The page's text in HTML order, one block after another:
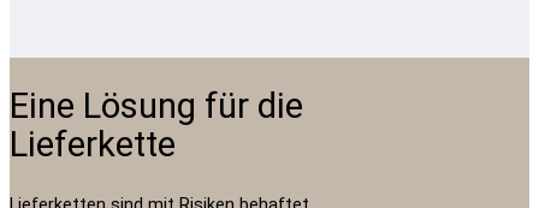
Eine Lösung für die
Lieferkette